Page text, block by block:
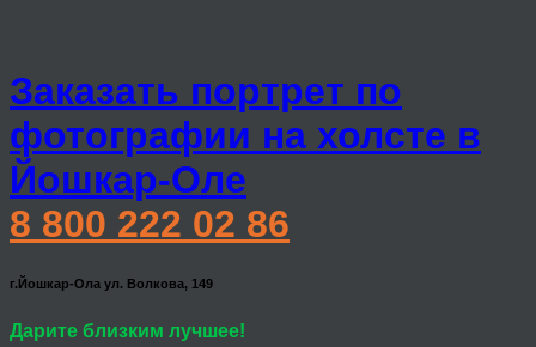
Заказать портрет по
фотографии на холсте в
Йошкар-Оле
8 800 222 02 86
г.Йошкар-Ола ул. Волкова, 149
Дарите близким лучшее!